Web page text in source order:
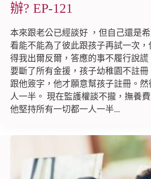
辦? EP-121
本來跟老公已經談好 ，但自己還是希
看能不能為了彼此跟孩子再試一次，
得我出爾反爾，答應的事不履行說謊
要斷了所有金援，孩子幼稚園不註冊
跟他簽字，他才願意幫孩子註冊。然
人一半。 現在監護權談不攏，撫養費
他堅持所有一切都一人一半...